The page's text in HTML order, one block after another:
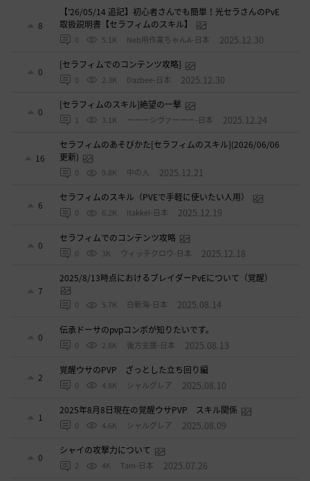
8
【’26/05/14 追記】初心者さんでも簡単！光セラさんのPvE
取扱説明書【セラフィムのスキル】
0 5.1K Neb用作業ちゃんA-日本 2025.12.30
0
[セラフィムでのコンテンツ攻略]
0 2.3K Dazbee-日本 2025.12.30
0
[セラフィムのスキル]絶望の一撃
1 3.1K ーーーシヴァーーー-日本 2025.12.24
16
セラフィムのあそびかた[セラフィムのスキル](2026/06/06
更新)
0 9.8K 中の人 2025.12.21
6
セラフィムのスキル（PVEで手軽に使いたい人用）
0 6.2K ItakkeI-日本 2025.12.19
0
セラフィムでのコンテンツ攻略
0 3K ウィッチクロウ-日本 2025.12.18
7
2025/8/13時点におけるブレイダーPvEについて（覚醒）
0 5.7K 白斬海-日本 2025.08.14
0
伝承ドーサのpvpコンボが知りたいです。
0 2.8K 後方支援-日本 2025.08.13
2
覚醒ウサのPVP ざっとした立ち回り編
0 4.8K シャルグレア 2025.08.10
1
2025年8月8日現在の覚醒ウサPVP スキル関係
0 4.6K シャルグレア 2025.08.09
0
シャイの攻撃力について
2 4K Tam-日本 2025.07.26